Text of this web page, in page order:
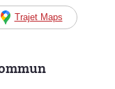
Trajet Maps